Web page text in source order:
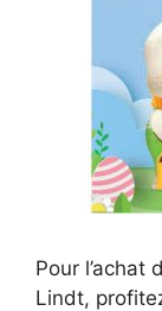
Pour l’achat
Lindt,